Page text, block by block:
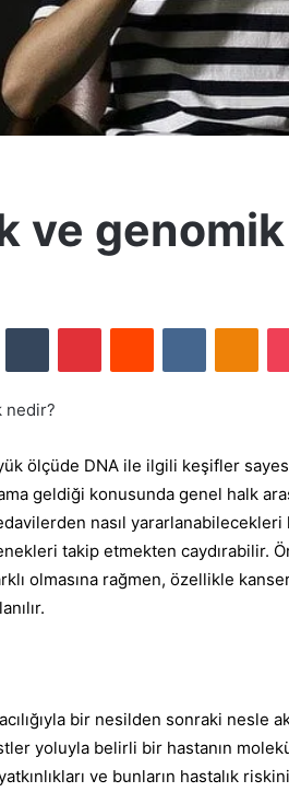
ve
nedir?
ölçüde DNA ile ilgili keşifler
geldiği konusunda genel halk
nasıl yararlanabilecekleri
takip etmekten caydırabilir.
olmasına rağmen, özellikle
bir nesilden sonraki nesle
yoluyla belirli bir hastanın
ve bunların hastalık